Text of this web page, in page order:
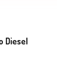
Diesel